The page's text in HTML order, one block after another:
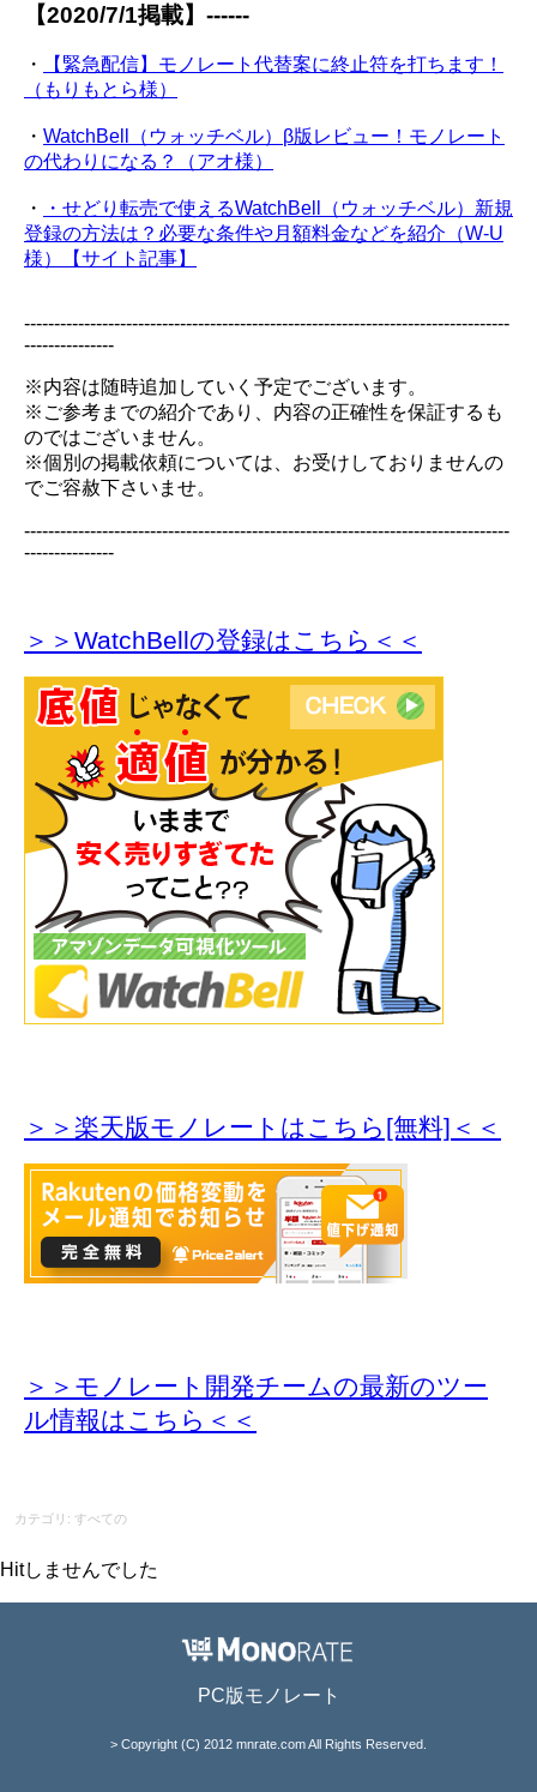
【2020/7/1掲載】------
・
【緊急配信】モノレート代替案に終止符を打ちます！
（もりもとら様）
・ WatchBell（ウォッチベル）β版レビュー！モノレート
の代わりになる？（アオ様）
・
・せどり転売で使えるWatchBell（ウォッチベル）新規
登録の方法は？必要な条件や月額料金などを紹介（W-U
様）【サイト記事】
---------------------------------------------------------------------------------
---------------
※内容は随時追加していく予定でございます。
※ご参考までの紹介であり、内容の正確性を保証するも
のではございません。
※個別の掲載依頼については、お受けしておりませんの
でご容赦下さいませ。
---------------------------------------------------------------------------------
---------------
＞＞WatchBellの登録はこちら＜＜
＞＞楽天版モノレートはこちら[無料]＜＜
＞＞モノレート開発チームの最新のツー
ル情報はこちら＜＜
カテゴリ: すべての
Hitしませんでした
PC版モノレート
> Copyright (C) 2012 mnrate.com All Rights Reserved.